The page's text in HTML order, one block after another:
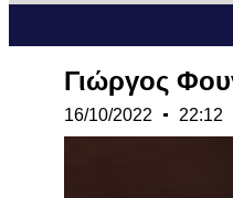
Γιώργος
16/10/2022 22:12